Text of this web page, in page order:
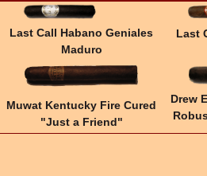
Last Call Habano Geniales
Maduro
Last
Muwat Kentucky Fire Cured
"Just a Friend"
Drew